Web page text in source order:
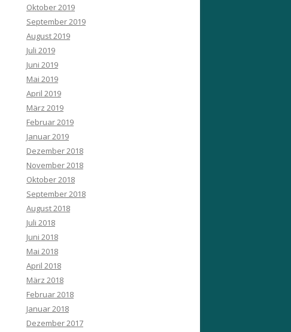
Oktober 2019
September 2019
August 2019
Juli 2019
Juni 2019
Mai 2019
April 2019
März 2019
Februar 2019
Januar 2019
Dezember 2018
November 2018
Oktober 2018
September 2018
August 2018
Juli 2018
Juni 2018
Mai 2018
April 2018
März 2018
Februar 2018
Januar 2018
Dezember 2017